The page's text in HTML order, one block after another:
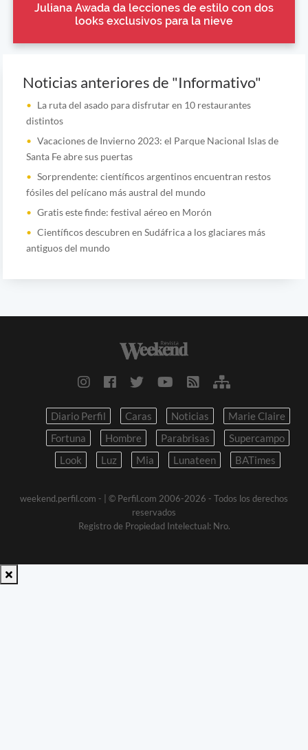
Juliana Awada da lecciones de estilo con dos
looks exclusivos para la nieve
Noticias anteriores de "Informativo"
La ruta del asado para disfrutar en 10 restaurantes
distintos
Vacaciones de Invierno 2023: el Parque Nacional Islas de
Santa Fe abre sus puertas
Sorprendente: científicos argentinos encuentran restos
fósiles del pelícano más austral del mundo
Gratis este finde: festival aéreo en Morón
Científicos descubren en Sudáfrica a los glaciares más
antiguos del mundo
Diario Perfil Caras Noticias
Marie Claire
Fortuna
Hombre Parabrisas
Supercampo
Look
Luz Mia Lunateen BATimes
weekend.perfil.com -
| © Perfil.com 2006-2026 - Todos los derechos
reservados
Registro de Propiedad Intelectual: Nro.